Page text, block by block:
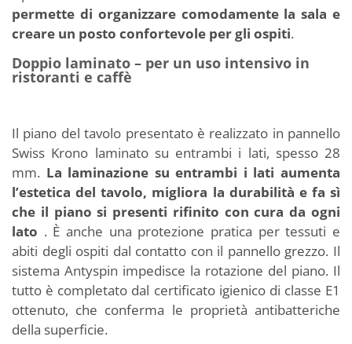
permette di organizzare comodamente la sala e
creare un posto confortevole per gli ospiti.
Doppio laminato – per un uso intensivo in
ristoranti e caffè
Il piano del tavolo presentato è realizzato in pannello
Swiss Krono laminato su entrambi i lati, spesso 28
mm. La laminazione su entrambi i lati aumenta
l’estetica del tavolo, migliora la durabilità e fa sì
che il piano si presenti rifinito con cura da ogni
lato . È anche una protezione pratica per tessuti e
abiti degli ospiti dal contatto con il pannello grezzo. Il
sistema Antyspin impedisce la rotazione del piano. Il
tutto è completato dal certificato igienico di classe E1
ottenuto, che conferma le proprietà antibatteriche
della superficie.